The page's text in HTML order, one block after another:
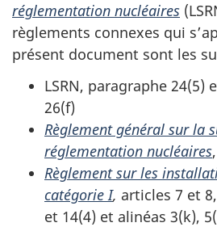
réglementation nucléaires
règlements connexes qui
présent document sont les
LSRN, paragraphe 24(5)
26(f)
Règlement général sur la
réglementation nucléaires
Règlement sur les
catégorie I, articles 7 et
et 14(4) et alinéas 3(k),